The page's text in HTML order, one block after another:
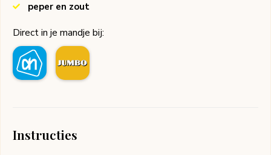
peper en zout
Direct in je mandje bij:
Instructies